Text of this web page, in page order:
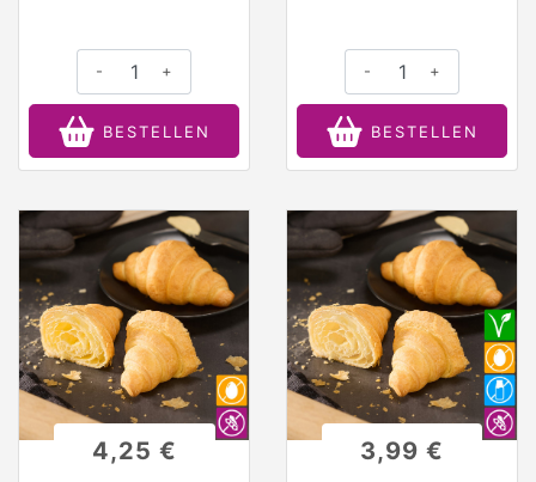
- +
BESTELLEN
- +
BESTELLEN
4,25 € 3,99 €